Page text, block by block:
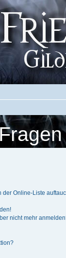
der Online-Liste
nicht mehr